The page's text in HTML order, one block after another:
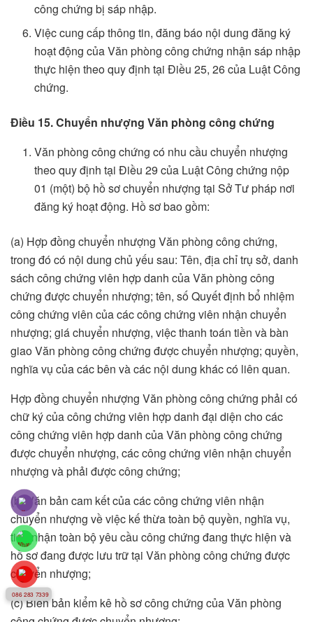
công chứng bị sáp nhập.
Việc cung cấp thông tin, đăng báo nội dung đăng ký
hoạt động của Văn phòng công chứng nhận sáp nhập
thực hiện theo quy định tại Điều 25, 26 của Luật Công
chứng.
Điều 15. Chuyển nhượng Văn phòng công chứng
Văn phòng công chứng có nhu cầu chuyển nhượng
theo quy định tại Điều 29 của Luật Công chứng nộp
01 (một) bộ hồ sơ chuyển nhượng tại Sở Tư pháp nơi
đăng ký hoạt động. Hồ sơ bao gồm:
(a) Hợp đồng chuyển nhượng Văn phòng công chứng,
trong đó có nội dung chủ yếu sau: Tên, địa chỉ trụ sở, danh
sách công chứng viên hợp danh của Văn phòng công
chứng được chuyển nhượng; tên, số Quyết định bổ nhiệm
công chứng viên của các công chứng viên nhận chuyển
nhượng; giá chuyển nhượng, việc thanh toán tiền và bàn
giao Văn phòng công chứng được chuyển nhượng; quyền,
nghĩa vụ của các bên và các nội dung khác có liên quan.
Hợp đồng chuyển nhượng Văn phòng công chứng phải có
chữ ký của công chứng viên hợp danh đại diện cho các
công chứng viên hợp danh của Văn phòng công chứng
được chuyển nhượng, các công chứng viên nhận chuyển
nhượng và phải được công chứng;
(b) Văn bản cam kết của các công chứng viên nhận
chuyển nhượng về việc kế thừa toàn bộ quyền, nghĩa vụ,
tiếp nhận toàn bộ yêu cầu công chứng đang thực hiện và
hồ sơ đang được lưu trữ tại Văn phòng công chứng được
chuyển nhượng;
(c) Biên bản kiểm kê hồ sơ công chứng của Văn phòng
086 283 7339